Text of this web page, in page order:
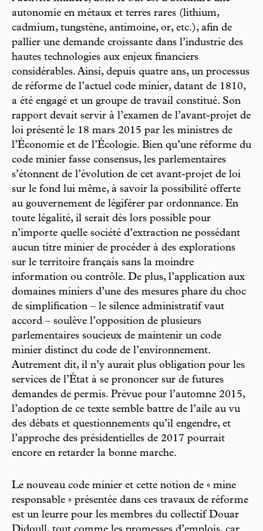
autonomie en métaux et terres rares (lithium,
cadmium, tungstène, antimoine, or, etc.), afin de
pallier une demande croissante dans l’industrie des
hautes technologies aux enjeux financiers
considérables. Ainsi, depuis quatre ans, un processus
de réforme de l’actuel code minier, datant de 1810,
a été engagé et un groupe de travail constitué. Son
rapport devait servir à l’examen de l’avant-projet de
loi présenté le 18 mars 2015 par les ministres de
l’Économie et de l’Écologie. Bien qu’une réforme du
code minier fasse consensus, les parlementaires
s’étonnent de l’évolution de cet avant-projet de loi
sur le fond lui même, à savoir la possibilité offerte
au gouvernement de légiférer par ordonnance. En
toute légalité, il serait dès lors possible pour
n’importe quelle société d’extraction ne possédant
aucun titre minier de procéder à des explorations
sur le territoire français sans la moindre
information ou contrôle. De plus, l’application aux
domaines miniers d’une des mesures phare du choc
de simplification – le silence administratif vaut
accord – soulève l’opposition de plusieurs
parlementaires soucieux de maintenir un code
minier distinct du code de l’environnement.
Autrement dit, il n’y aurait plus obligation pour les
services de l’État à se prononcer sur de futures
demandes de permis. Prévue pour l’automne 2015,
l’adoption de ce texte semble battre de l’aile au vu
des débats et questionnements qu’il engendre, et
l’approche des présidentielles de 2017 pourrait
encore en retarder la bonne marche.
Le nouveau code minier et cette notion de « mine
responsable » présentée dans ces travaux de réforme
est un leurre pour les membres du collectif Douar